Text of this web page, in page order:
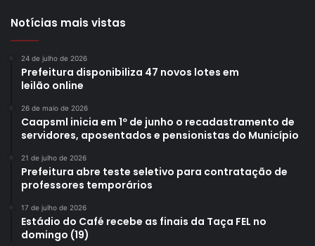
Notícias mais vistas
24 de julho de 2026
Prefeitura disponibiliza 47 novos lotes em
leilão online
26 de maio de 2026
Caapsml inicia em 1º de junho o recadastramento de
servidores, aposentados e pensionistas do Município
21 de julho de 2026
Prefeitura abre teste seletivo para contratação de
professores temporários
17 de julho de 2026
Estádio do Café recebe as finais da Taça FEL no
domingo (19)